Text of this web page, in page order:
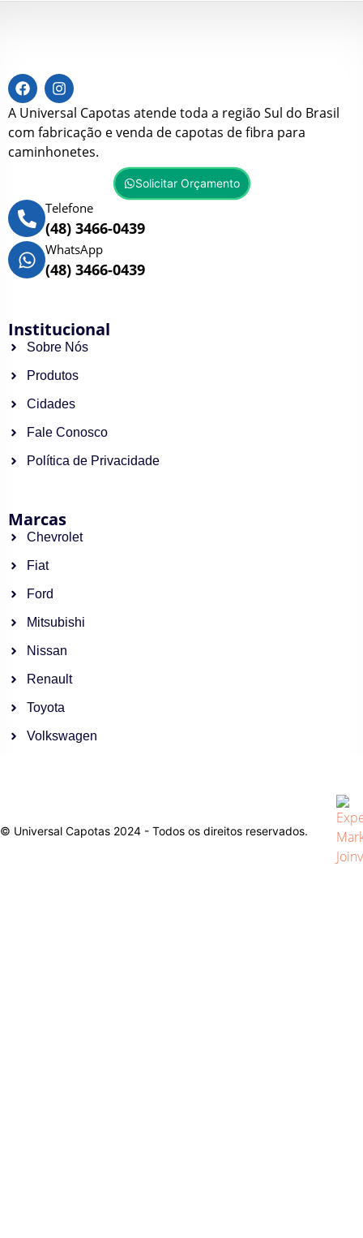
A Universal Capotas atende toda a região Sul do Brasil
com fabricação e venda de capotas de fibra para
caminhonetes.
Solicitar Orçamento
Telefone
(48) 3466-0439
WhatsApp
(48) 3466-0439
Institucional
Sobre Nós
Produtos
Cidades
Fale Conosco
Política de Privacidade
Marcas
Chevrolet
Fiat
Ford
Mitsubishi
Nissan
Renault
Toyota
Volkswagen
© Universal Capotas 2024 - Todos os direitos reservados.